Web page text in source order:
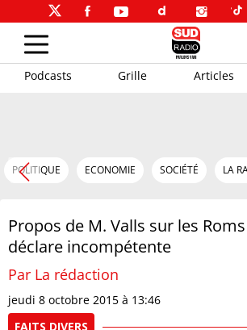
Podcasts Grille Articles
POLITIQUE ECONOMIE SOCIÉTÉ LA
Propos de M. Valls sur les
déclare incompétente
Par La rédaction
jeudi 8 octobre 2015 à 13:46
FAITS DIVERS